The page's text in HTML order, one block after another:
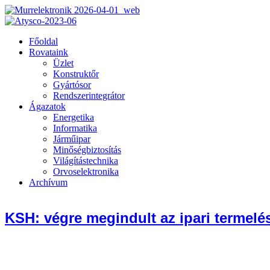
Főoldal
Rovataink
Üzlet
Konstruktőr
Gyártósor
Rendszerintegrátor
Ágazatok
Energetika
Informatika
Járműipar
Minőségbiztosítás
Világítástechnika
Orvoselektronika
Archívum
KSH: végre megindult az ipari